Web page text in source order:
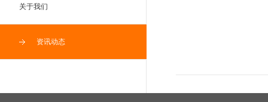
关于我们
资讯动态